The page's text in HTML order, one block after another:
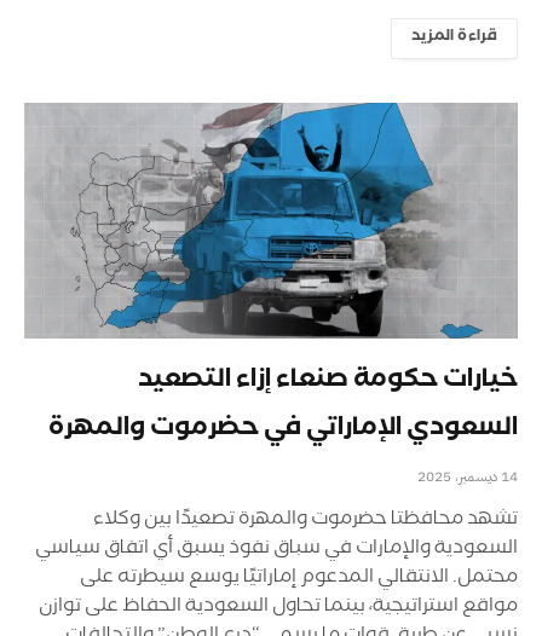
قراءة المزيد
خيارات حكومة صنعاء إزاء التصعيد
السعودي الإماراتي في حضرموت والمهرة
14 ديسمبر، 2025
تشهد محافظتا حضرموت والمهرة تصعيدًا بين وكلاء
السعودية والإمارات في سباق نفوذ يسبق أي اتفاق سياسي
محتمل. الانتقالي المدعوم إماراتيًا يوسع سيطرته على
مواقع استراتيجية، بينما تحاول السعودية الحفاظ على توازن